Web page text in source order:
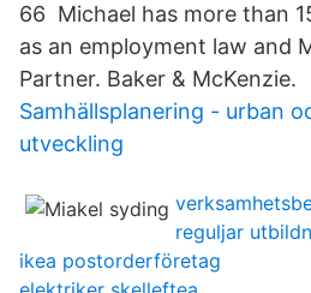
66 Michael has more than
as an employment law and
Partner. Baker & McKenzie.
Samhällsplanering - urban
utveckling
reguljar
ikea postorderföretag